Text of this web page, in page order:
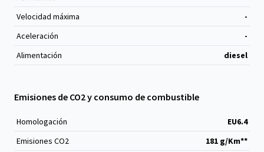
Velocidad máxima
-
Aceleración
-
Alimentación
diesel
Emisiones de CO2 y consumo de combustible
Homologación
EU6.4
Emisiones CO2
181 g/Km**